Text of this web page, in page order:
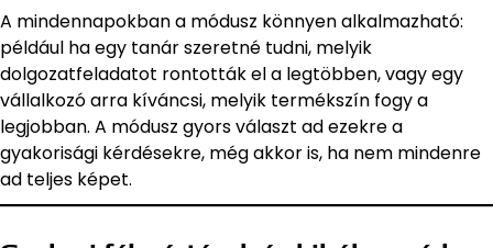
A mindennapokban a módusz könnyen alkalmazható:
például ha egy tanár szeretné tudni, melyik
dolgozatfeladatot rontották el a legtöbben, vagy egy
vállalkozó arra kíváncsi, melyik termékszín fogy a
legjobban. A módusz gyors választ ad ezekre a
gyakorisági kérdésekre, még akkor is, ha nem mindenre
ad teljes képet.